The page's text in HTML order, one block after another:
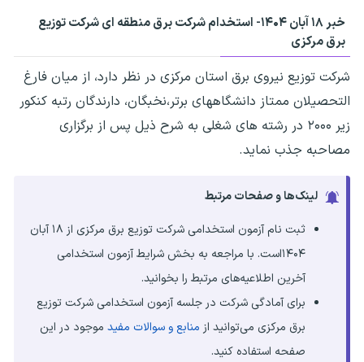
خبر ۱۸ آبان ۱۴۰۴-
استخدام شرکت برق منطقه ای شرکت توزیع
برق مرکزی
شرکت توزیع نیروی برق استان مرکزی در نظر دارد، از میان فارغ
التحصیلان ممتاز دانشگاههای برتر،نخبگان، دارندگان رتبه کنکور
زیر ۲۰۰۰ در رشته های شغلی به شرح ذیل پس از برگزاری
مصاحبه جذب نماید.
لینک‌ها و صفحات مرتبط
ثبت نام آزمون استخدامی شرکت توزیع برق مرکزی از ۱۸ آبان
۱۴۰۴است. با مراجعه به بخش شرایط آزمون استخدامی
آخرین اطلاعیه‌های مرتبط را بخوانید.
برای آمادگی شرکت در جلسه آزمون استخدامی شرکت توزیع
برق مرکزی می‌توانید از منابع و سوالات مفید موجود در این
صفحه استفاده کنید.